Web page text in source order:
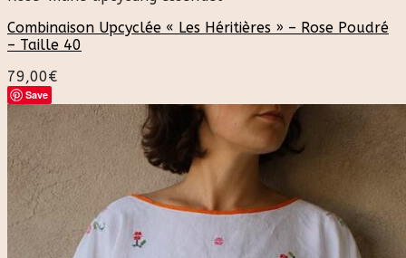
Combinaison Upcyclée « Les Héritières » – Rose Poudré
– Taille 40
79,00€
Save